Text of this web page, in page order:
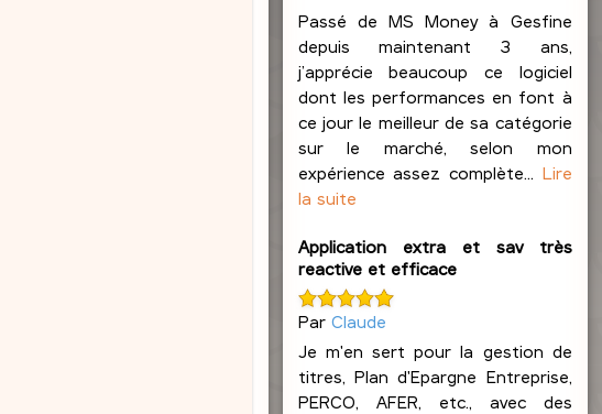
Passé de MS Money à Gesfine
depuis maintenant 3 ans,
j’apprécie beaucoup ce logiciel
dont les performances en font à
ce jour le meilleur de sa catégorie
sur le marché, selon mon
expérience assez complète... Lire
la suite
Application extra et sav très
reactive et efficace
Par Claude
Je m'en sert pour la gestion de
titres, Plan d'Epargne Entreprise,
PERCO, AFER, etc., avec des